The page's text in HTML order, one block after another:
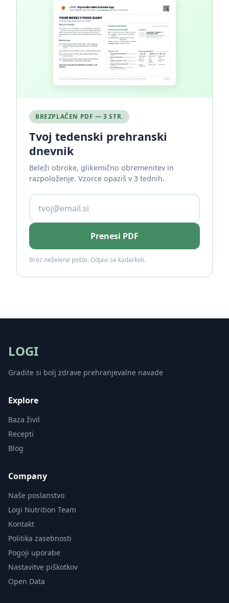
BREZPLAČEN PDF — 3 STR.
Tvoj tedenski prehranski
dnevnik
Beleži obroke, glikemično obremenitev in
razpoloženje. Vzorce opaziš v 3 tednih.
Prenesi PDF
Brez neželene pošte. Odjavi se kadarkoli.
LOGI
Gradite si bolj zdrave prehranjevalne navade
Explore
Baza živil
Recepti
Blog
Company
Naše poslanstvo
Logi Nutrition Team
Kontakt
Politika zasebnosti
Pogoji uporabe
Nastavitve piškotkov
Open Data